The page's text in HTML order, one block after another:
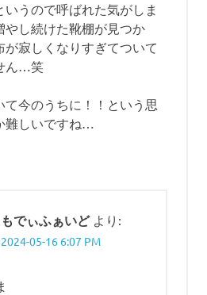
うので呼ばれた気がしま
やし続けた靴棚が見つか
が寂しくなりすぎてついて
ん…笑
今のうちに！！という思
難しいですね…
もでぃふぁいど より:
2024-05-16 6:07 PM